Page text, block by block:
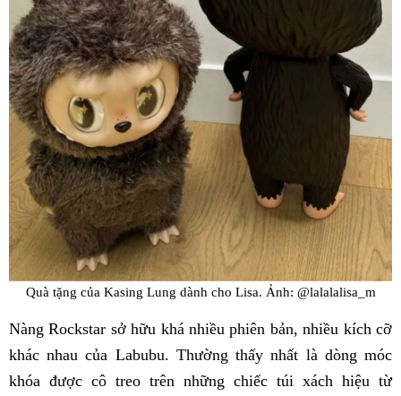
Quà tặng của Kasing Lung dành cho Lisa. Ảnh: @lalalalisa_m
Nàng Rockstar sở hữu khá nhiều phiên bản, nhiều kích cỡ
khác nhau của Labubu. Thường thấy nhất là dòng móc
khóa được cô treo trên những chiếc túi xách hiệu từ